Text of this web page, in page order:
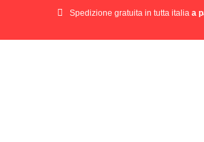
Spedizione gratuita in tutta italia a